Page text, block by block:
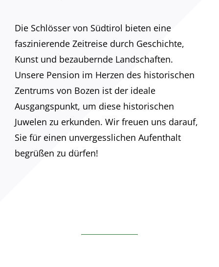
Die Schlösser von Südtirol bieten eine
faszinierende Zeitreise durch Geschichte,
Kunst und bezaubernde Landschaften.
Unsere Pension im Herzen des historischen
Zentrums von Bozen ist der ideale
Ausgangspunkt, um diese historischen
Juwelen zu erkunden. Wir freuen uns darauf,
Sie für einen unvergesslichen Aufenthalt
begrüßen zu dürfen!